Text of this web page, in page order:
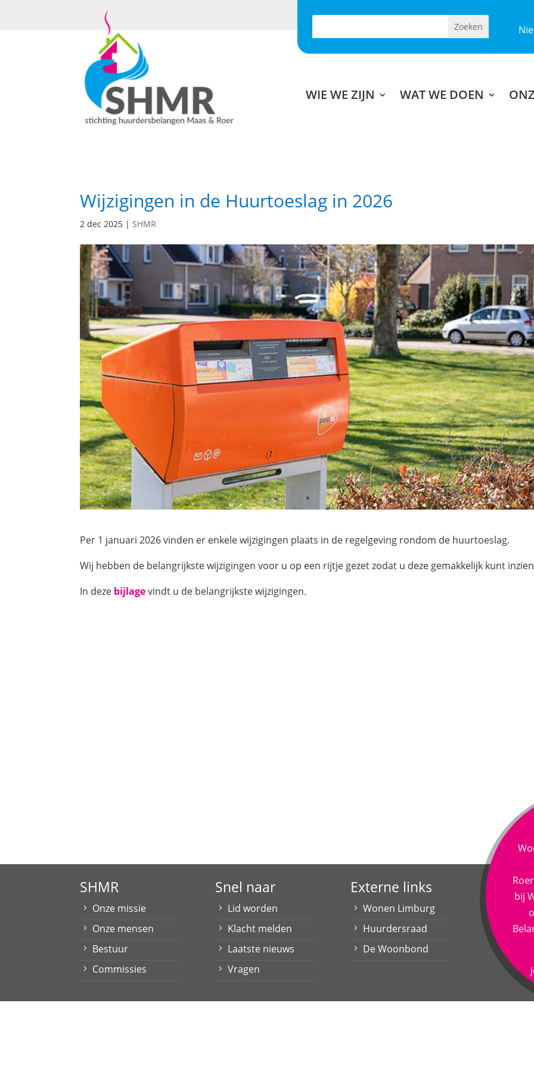
WIE WE ZIJN WAT WE DOEN
Wijzigingen in de Huurtoeslag in 2026
2 dec 2025 | SHMR
Per 1 januari 2026 vinden er enkele wijzigingen plaats in de regelgeving rondom de huurtoeslag.
Wij hebben de belangrijkste wijzigingen voor u op een rijtje gezet zodat u deze gemakkelijk kunt
In deze bijlagevindt u de belangrijkste wijzigingen.
SHMR
Onze missie
Onze mensen
Bestuur
Commissies
Snel naar
Lid worden
Klacht melden
Laatste nieuws
Vragen
Externe links
Wonen Limburg
Huurdersraad
De Woonbond
bij